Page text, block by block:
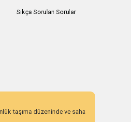
Sıkça Sorulan Sorular
taşıma düzeninde ve saha